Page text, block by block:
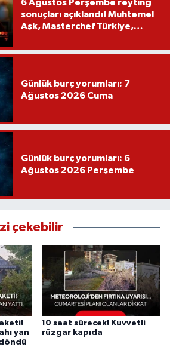
6 Ağustos Perşembe reyting
sonuçları açıklandı! Muhtemel
Aşk, Masterchef Türkiye,
Günlük burç yorumları: 7
Ağustos 2026 Cuma
Günlük burç yorumları: 6
Ağustos 2026 Perşembe
çekebilir
yan
10 saat sürecek! Kuvvetli
rüzgar kapıda